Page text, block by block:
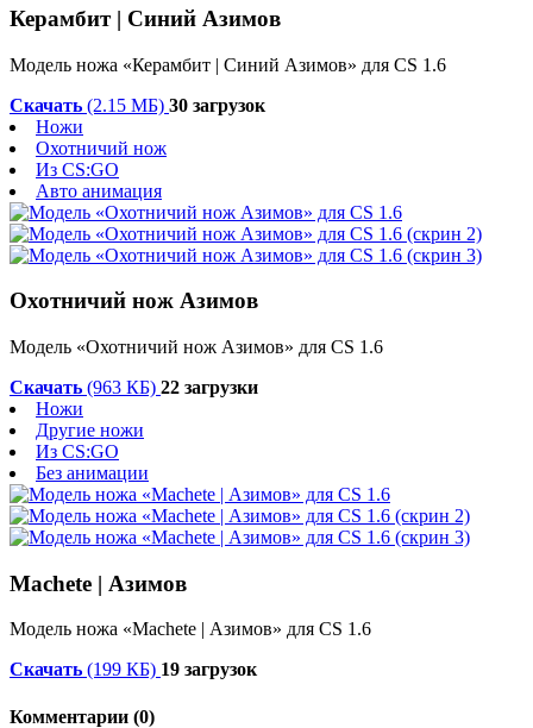
Керамбит | Синий Азимов
Модель ножа «Керамбит | Синий Азимов» для CS 1.6
Скачать (2.15 МБ) 30 загрузок
Ножи
Охотничий нож
Из CS:GO
Авто анимация
Охотничий нож Азимов
Модель «Охотничий нож Азимов» для CS 1.6
Скачать (963 КБ) 22 загрузки
Ножи
Другие ножи
Из CS:GO
Без анимации
Machete | Азимов
Модель ножа «Machete | Азимов» для CS 1.6
Скачать (199 КБ) 19 загрузок
Комментарии (0)